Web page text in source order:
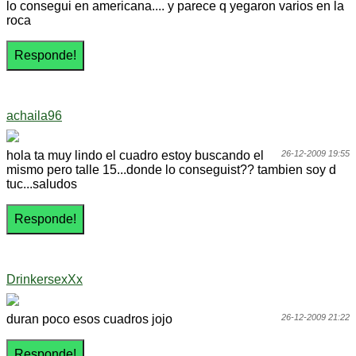
lo consegui en americana.... y parece q yegaron varios en la
roca
achaila96
26-12-2009 19:55
hola ta muy lindo el cuadro estoy buscando el
mismo pero talle 15...donde lo conseguist?? tambien soy d
tuc...saludos
DrinkersexXx
26-12-2009 21:22
duran poco esos cuadros jojo